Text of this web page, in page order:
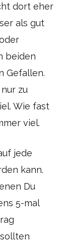
dort eher
als gut
beiden
Gefallen.
zu
Wie fast
viel.
jede
kann.
Du
5-mal